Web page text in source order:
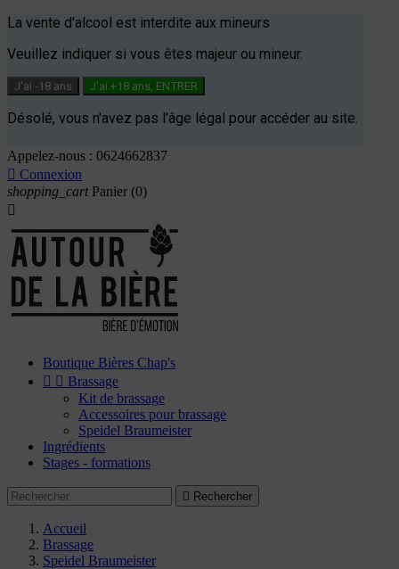
La vente d'alcool est interdite aux mineurs
Veuillez indiquer si vous êtes majeur ou mineur.
J'ai -18 ans J'ai +18 ans, ENTRER
Désolé, vous n'avez pas l'âge légal pour accéder au site.
Appelez-nous : 0624662837
 Connexion
shopping_cart Panier (0)

Boutique Bières Chap's
  Brassage
Kit de brassage
Accessoires pour brassage
Speidel Braumeister
Ingrédients
Stages - formations
 Rechercher
Accueil
Brassage
Speidel Braumeister